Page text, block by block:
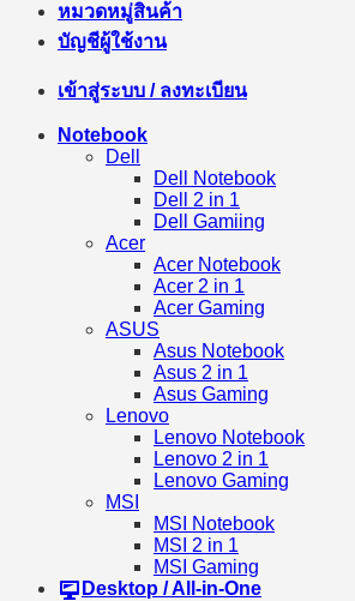
หมวดหมู่สินค้า
บัญชีผู้ใช้งาน
เข้าสู่ระบบ / ลงทะเบียน
Notebook
Dell
Dell Notebook
Dell 2 in 1
Dell Gamiing
Acer
Acer Notebook
Acer 2 in 1
Acer Gaming
ASUS
Asus Notebook
Asus 2 in 1
Asus Gaming
Lenovo
Lenovo Notebook
Lenovo 2 in 1
Lenovo Gaming
MSI
MSI Notebook
MSI 2 in 1
MSI Gaming
Desktop / All-in-One